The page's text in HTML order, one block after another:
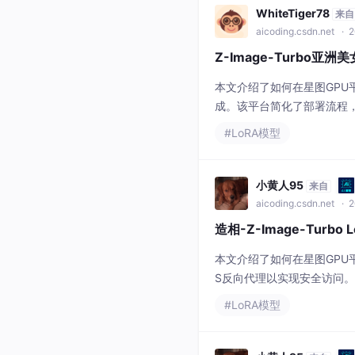
WhiteTiger78 来自
aicoding.csdn.net
·
Z-Image-Turbo亚洲美
本文介绍了如何在星图
成。该平台简化了部署流程
内容创作、概念设计等场景
#LoRA模型
小黄人95 来自
aicoding.csdn.net
·
造相-Z-Image-Turbo
本文介绍了如何在星图
S反向代理以实现安全访问
作，确保图片生成过程中的
#LoRA模型